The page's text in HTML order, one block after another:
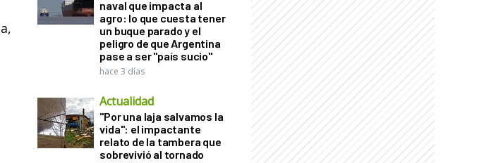
naval que impacta al
agro: lo que cuesta tener
un buque parado y el
peligro de que Argentina
pase a ser "país sucio"
hace 3 días
Actualidad
"Por una laja salvamos la
vida": el impactante
relato de la tambera que
sobrevivió al tornado